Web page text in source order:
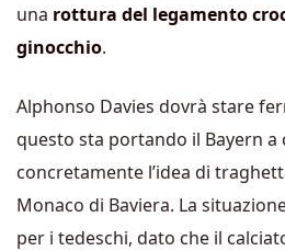
una rottura del legamento
ginocchio.
Alphonso Davies dovrà stare
questo sta portando il Bayern a
concretamente l’idea di
Monaco di Baviera. La
per i tedeschi, dato che il